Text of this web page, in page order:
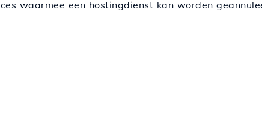
waarmee een hostingdienst kan worden